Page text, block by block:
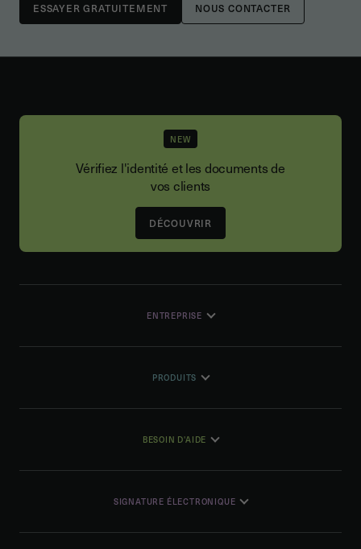
NOUS CONTACTER
NEW
Vérifiez l'identité et les documents de
vos clients
DÉCOUVRIR
ENTREPRISE
PRODUITS
BESOIN D'AIDE
SIGNATURE ÉLECTRONIQUE